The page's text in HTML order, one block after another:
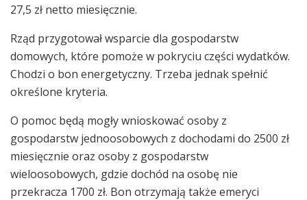
27,5 zł netto miesięcznie.
Rząd przygotował wsparcie dla gospodarstw
domowych, które pomoże w pokryciu części wydatków.
Chodzi o bon energetyczny. Trzeba jednak spełnić
określone kryteria.
O pomoc będą mogły wnioskować osoby z
gospodarstw jednoosobowych z dochodami do 2500 zł
miesięcznie oraz osoby z gospodarstw
wieloosobowych, gdzie dochód na osobę nie
przekracza 1700 zł. Bon otrzymają także emeryci